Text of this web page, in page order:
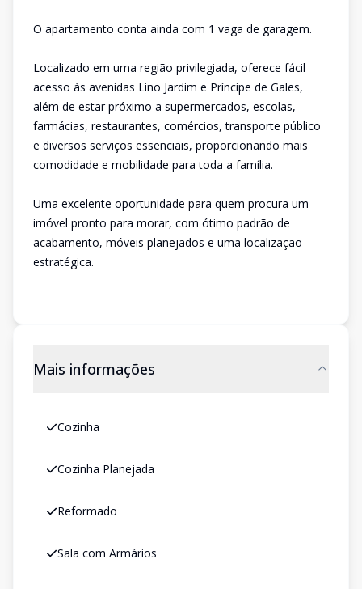
O apartamento conta ainda com 1 vaga de garagem.
Localizado em uma região privilegiada, oferece fácil
acesso às avenidas Lino Jardim e Príncipe de Gales,
além de estar próximo a supermercados, escolas,
farmácias, restaurantes, comércios, transporte público
e diversos serviços essenciais, proporcionando mais
comodidade e mobilidade para toda a família.
Uma excelente oportunidade para quem procura um
imóvel pronto para morar, com ótimo padrão de
acabamento, móveis planejados e uma localização
estratégica.
Mais informações
Cozinha
Cozinha Planejada
Reformado
Sala com Armários